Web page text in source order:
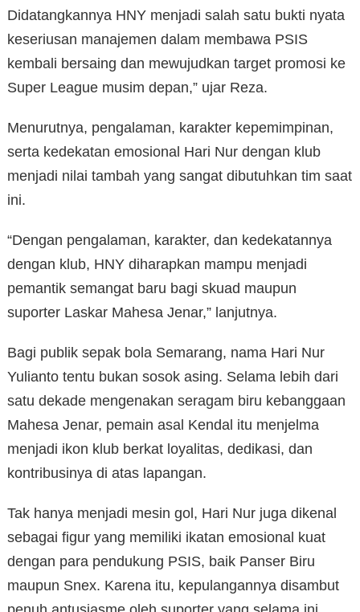
Didatangkannya HNY menjadi salah satu bukti nyata
keseriusan manajemen dalam membawa PSIS
kembali bersaing dan mewujudkan target promosi ke
Super League musim depan,” ujar Reza.
Menurutnya, pengalaman, karakter kepemimpinan,
serta kedekatan emosional Hari Nur dengan klub
menjadi nilai tambah yang sangat dibutuhkan tim saat
ini.
“Dengan pengalaman, karakter, dan kedekatannya
dengan klub, HNY diharapkan mampu menjadi
pemantik semangat baru bagi skuad maupun
suporter Laskar Mahesa Jenar,” lanjutnya.
Bagi publik sepak bola Semarang, nama Hari Nur
Yulianto tentu bukan sosok asing. Selama lebih dari
satu dekade mengenakan seragam biru kebanggaan
Mahesa Jenar, pemain asal Kendal itu menjelma
menjadi ikon klub berkat loyalitas, dedikasi, dan
kontribusinya di atas lapangan.
Tak hanya menjadi mesin gol, Hari Nur juga dikenal
sebagai figur yang memiliki ikatan emosional kuat
dengan para pendukung PSIS, baik Panser Biru
maupun Snex. Karena itu, kepulangannya disambut